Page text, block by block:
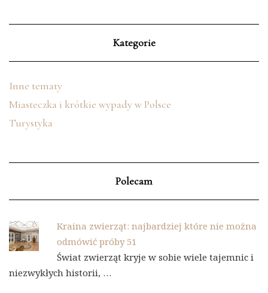
Kategorie
Inne tematy
Miasteczka i krótkie wypady w Polsce
Turystyka
Polecam
Kraina zwierząt: najbardziej które nie można
odmówić próby 51
Świat zwierząt kryje w sobie wiele tajemnic i
niezwykłych historii, …